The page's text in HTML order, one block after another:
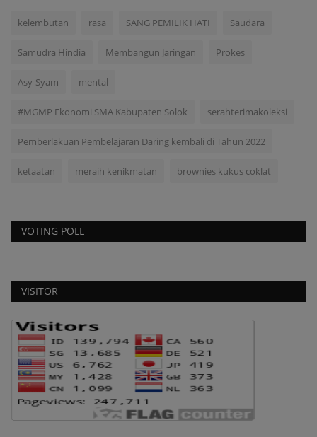
kelembutan rasa SANG PEMILIK HATI Saudara
Samudra Hindia Membangun Jaringan Prokes
Asy-Syam mental
#MGMP Ekonomi SMA Kabupaten Solok serahterimakoleksi
Pemberlakuan Pembelajaran Daring kembali di Tahun 2022
ketaatan meraih kenikmatan brownies kukus coklat
VOTING POLL
VISITOR